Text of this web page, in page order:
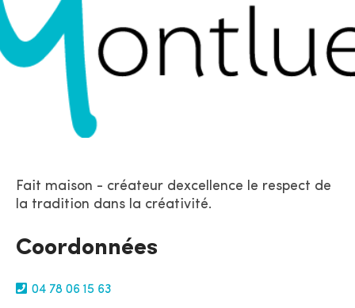
Fait maison - créateur dexcellence le respect de
la tradition dans la créativité.
Coordonnées
04 78 06 15 63